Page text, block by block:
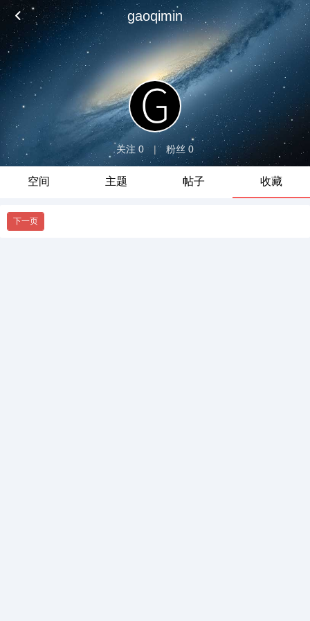
gaoqimin
关注 0 | 粉丝 0
空间 主题 帖子 收藏
下一页